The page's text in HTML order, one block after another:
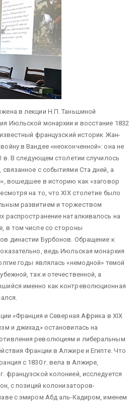
в лекции Н.П. Таньшиной
Июльской монархии и восстание 1832
французский историк Жан-
в Вандее «неоконченной»: она не
в. В следующем столетии случилось
связанное с событиями Ста дней, а
вошедшее в историю как «заговор
на то, что ХIХ столетие было
развитием и торжеством
распространение наталкивалось на
в том числе со стороны
династии Бурбонов. Обращение к
ведь Июльская монархия
годы являлась «немодной» темой
так и отечественной, а
именно как контреволюционная
«Франция и Северная Африка в XIX
и джихад» остановилась на
революциям и либеральным
Франции в Алжире и Египте. Что
с 1830 г. вела в Алжире,
французской колонией, исследуется
с позиций колонизаторов-
с эмиром Абд аль-Кадиром, именем